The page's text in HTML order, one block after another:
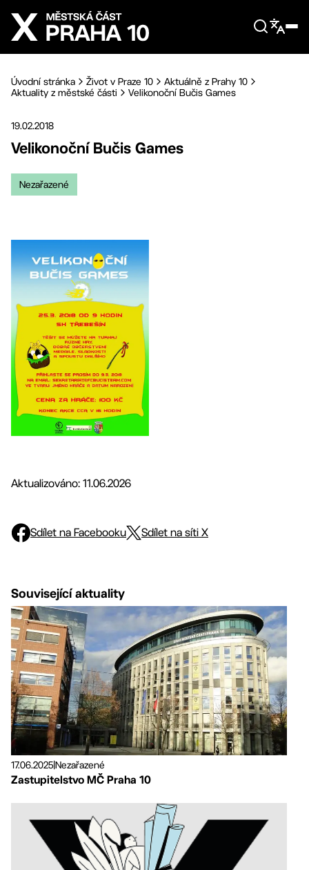
Přejít na hlavní obsah
Úvodní stránka Život v Praze 10
Aktuálně z Prahy 10
Aktuality z městské části
Velikonoční Bučis Games
19.02.2018
Velikonoční Bučis Games
Nezařazené
Aktualizováno: 11.06.2026
Sdílet na Facebooku Sdílet na síti X
Související aktuality
17.06.2025Nezařazené
Zastupitelstvo MČ Praha 10